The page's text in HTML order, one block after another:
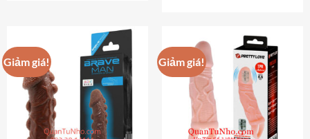
nhiều
biến
thể.
Các
tùy
chọn
Giảm giá! Giảm giá!